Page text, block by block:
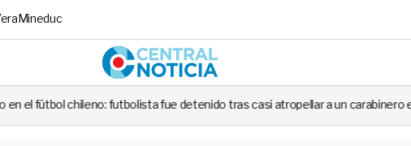
Mineduc
Central Noticia
fue detenido tras casi atropellar a un carabinero en plena fiscalización